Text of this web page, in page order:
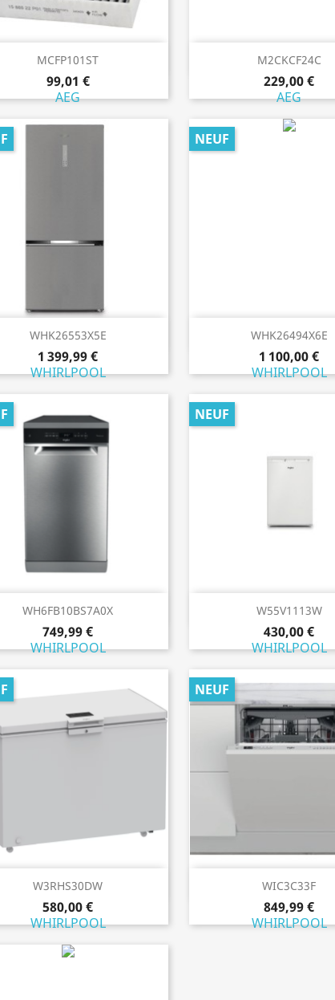
MCFP101ST
99,01 €
AEG
Aperçu rapide M2CKCF24C
229,00 €
AEG
Aperçu rapide
WHK26553X5E
1 399,99 €
WHIRLPOOL
Aperçu rapide WHK26494X6E
1 100,00 €
WHIRLPOOL
NEUF
Aperçu rapide
WH6FB10BS7A0X
749,99 €
WHIRLPOOL
Aperçu rapide W55V1113W
430,00 €
WHIRLPOOL
NEUF
Aperçu rapide
W3RHS30DW
580,00 €
WHIRLPOOL
Aperçu rapide WIC3C33F
849,99 €
WHIRLPOOL
NEUF
Aperçu rapide